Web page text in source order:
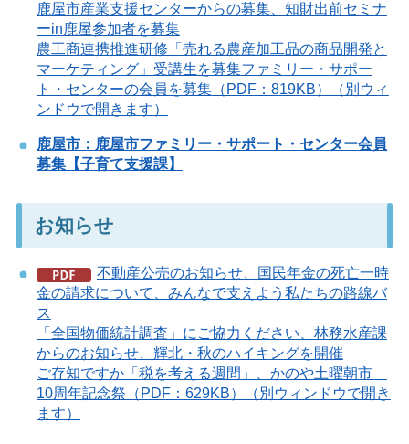
鹿屋市産業支援センターからの募集、知財出前セミナ
ーin鹿屋参加者を募集
農工商連携推進研修「売れる農産加工品の商品開発と
マーケティング」受講生を募集ファミリー・サポー
ト・センターの会員を募集（PDF：819KB）（別ウィ
ンドウで開きます）
鹿屋市：鹿屋市ファミリー・サポート・センター会員
募集【子育て支援課】
お知らせ
不動産公売のお知らせ、国民年金の死亡一時
金の請求について、みんなで支えよう私たちの路線バ
ス
「全国物価統計調査」にご協力ください、林務水産課
からのお知らせ、輝北・秋のハイキングを開催
ご存知ですか「税を考える週間」、かのや土曜朝市
10周年記念祭（PDF：629KB）（別ウィンドウで開き
ます）